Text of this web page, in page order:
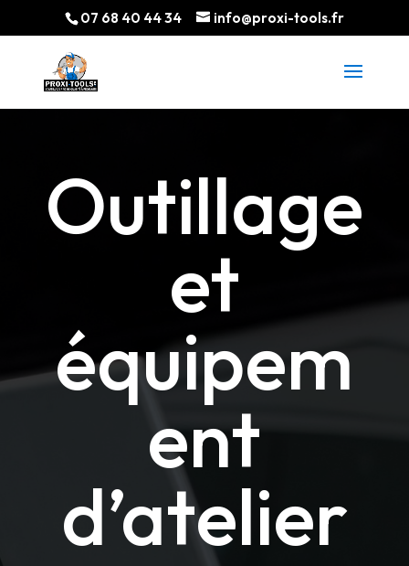
07 68 40 44 34 info@proxi-tools.fr
Outillage
et
équipem
ent
d’atelier